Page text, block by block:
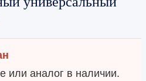
или аналог в наличии.